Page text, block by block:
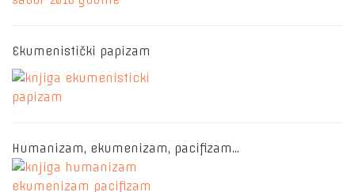
Ekumenistički papizam
Humanizam, ekumenizam, pacifizam…